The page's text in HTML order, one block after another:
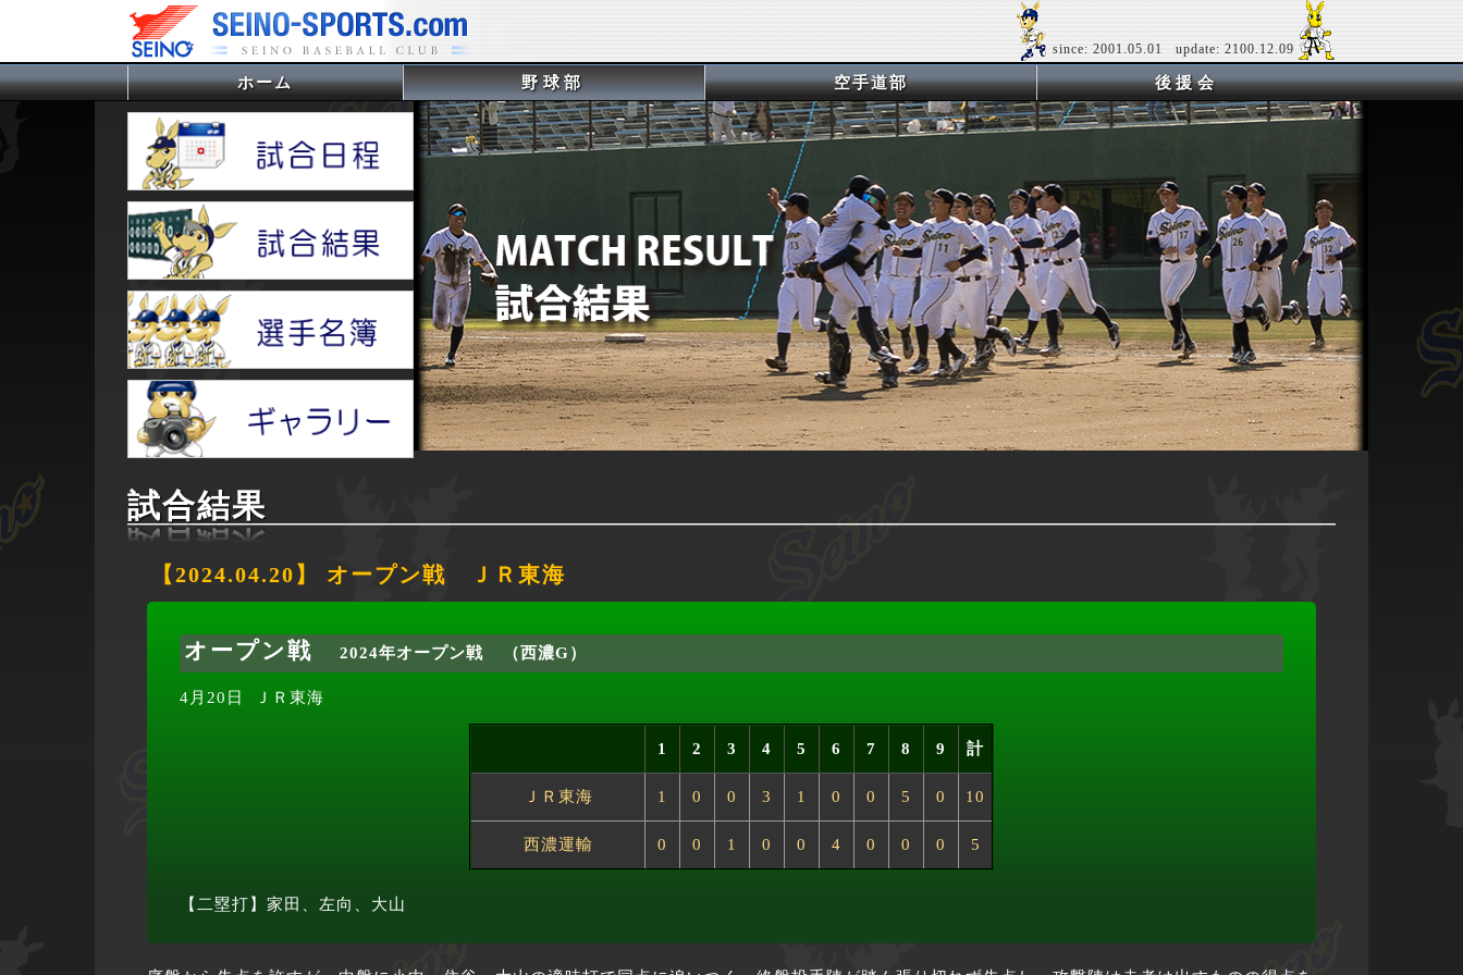
since: 2001.05.01 update: 2100.12.09
ホーム(current) 野球部 空手道部 後援会
試合結果
【2024.04.20】 オープン戦 ＪＲ東海
オープン戦 2024年オープン戦 （西濃G）
4月20日 ＪＲ東海
1 2 3 4 5 6 7 8 9 計
ＪＲ東海 1 0 0 3 1 0 0 5 0 10
西濃運輸 0 0 1 0 0 4 0 0 0 5
【二塁打】家田、左向、大山